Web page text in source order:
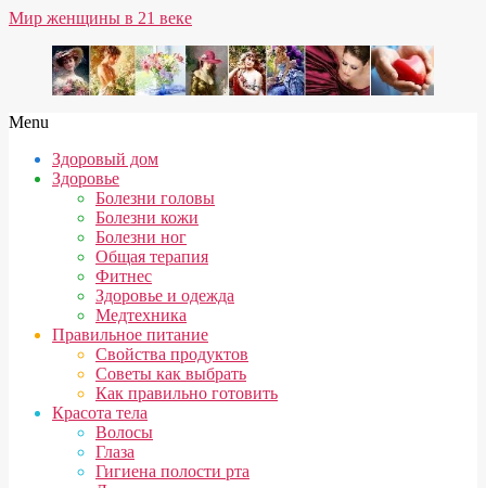
Skip
content
Мир женщины в 21 веке
Secondary
Menu
Menu
Здоровый дом
Здоровье
Болезни головы
Болезни кожи
Болезни ног
Общая терапия
Фитнес
Здоровье и одежда
Медтехника
Правильное питание
Свойства продуктов
Советы как выбрать
Как правильно готовить
Красота тела
Волосы
Глаза
Гигиена полости рта